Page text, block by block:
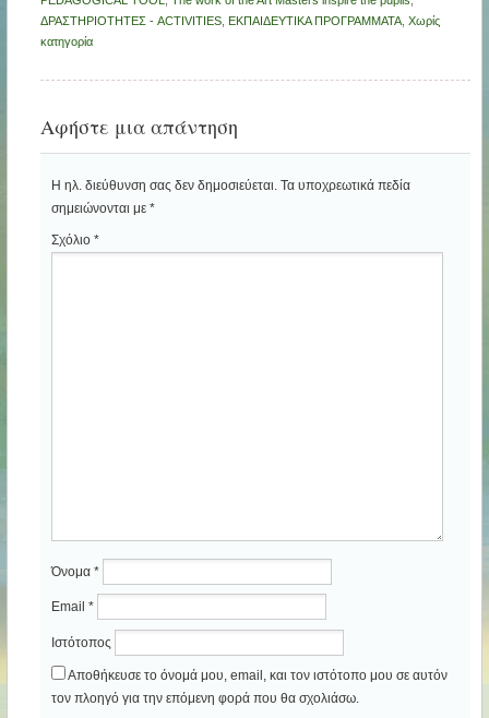
ΔΡΑΣΤΗΡΙΟΤΗΤΕΣ - ACTIVITIES, ΕΚΠΑΙΔΕΥΤΙΚΑ ΠΡΟΓΡΑΜΜΑΤΑ, Χωρίς
κατηγορία
Αφήστε μια απάντηση
Η ηλ. διεύθυνση σας δεν δημοσιεύεται. Τα υποχρεωτικά πεδία
σημειώνονται με *
Σχόλιο *
Όνομα *
Email *
Ιστότοπος
Αποθήκευσε το όνομά μου, email, και τον ιστότοπο μου σε αυτόν
τον πλοηγό για την επόμενη φορά που θα σχολιάσω.